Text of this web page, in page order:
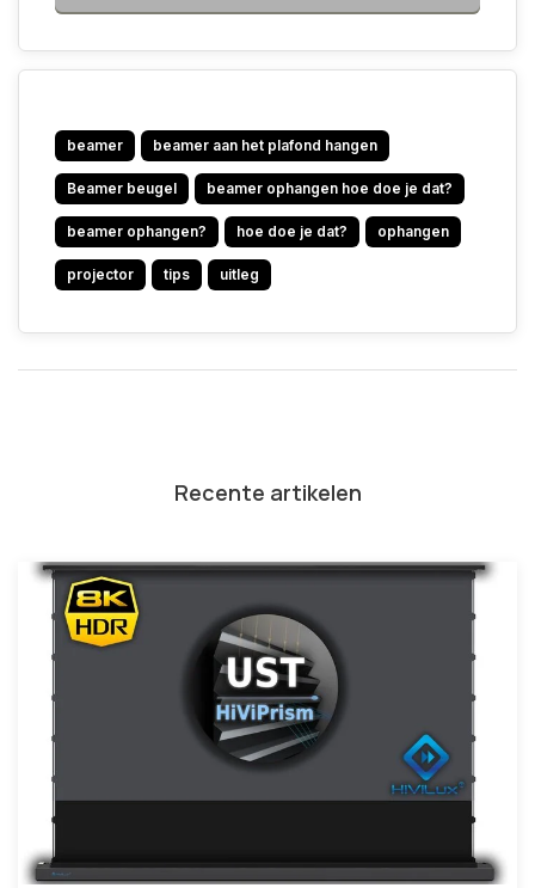
beamer beamer aan het plafond hangen
Beamer beugel beamer ophangen hoe doe je dat?
beamer ophangen? hoe doe je dat? ophangen
projector tips uitleg
Recente artikelen